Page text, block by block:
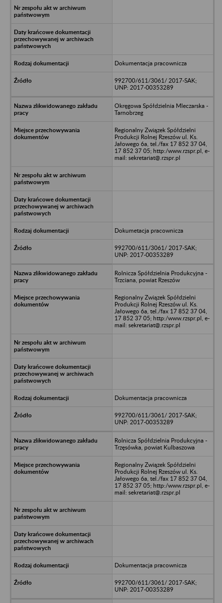
Dokumentacja pracownicza
992700/611/3061/ 2017-SAK;
UNP: 2017-00353289
Okręgowa Spółdzielnia Mleczarska -
Tarnobrzeg
Regionalny Związek Spółdzielni
Produkcji Rolnej Rzeszów ul. Ks.
Jałowego 6a, tel./fax 17 852 37 04,
17 852 37 05; http:/www.rzspr.pl, e-
mail: sekretariat@.rzspr.pl
Dokumetacja pracownicza
992700/611/3061/ 2017-SAK;
UNP: 2017-00353289
Rolnicza Spółdzielnia Produkcyjna -
Trzciana, powiat Rzeszów
Regionalny Związek Spółdzielni
Produkcji Rolnej Rzeszów ul. Ks.
Jałowego 6a, tel./fax 17 852 37 04,
17 852 37 05; http:/www.rzspr.pl, e-
mail: sekretariat@.rzspr.pl
Dokumentacja pracownicza
992700/611/3061/ 2017-SAK;
UNP: 2017-00353289
Rolnicza Spółdzielnia Produkcyjna -
Trzęsówka, powiat Kulbaszowa
Regionalny Związek Spółdzielni
Produkcji Rolnej Rzeszów ul. Ks.
Jałowego 6a, tel./fax 17 852 37 04,
17 852 37 05; http:/www.rzspr.pl, e-
mail: sekretariat@.rzspr.pl
Dokumentacja pracownicza
992700/611/3061/ 2017-SAK;
UNP: 2017-00353289